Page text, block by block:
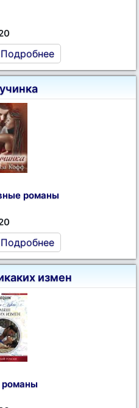
Подробнее
романы
Подробнее
измен
романы